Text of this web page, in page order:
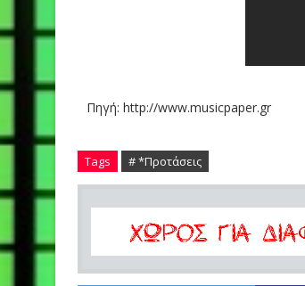
Πηγή: http://www.musicpaper.gr
Tags # *Προτάσεις